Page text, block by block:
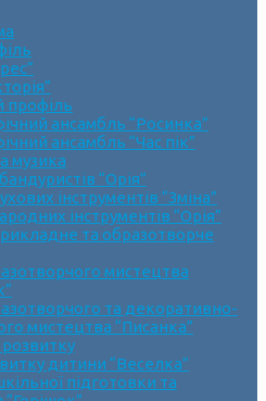
профіль
ансамбль “Росинка”
ансамбль “Час пік”
музика
“Орія”
інструментів “Зміна”
інструментів “Орія”
та образотворче
мистецтва
та декоративно-
мистецтва “Писанка”
розвитку
дитини “Веселка”
підготовки та